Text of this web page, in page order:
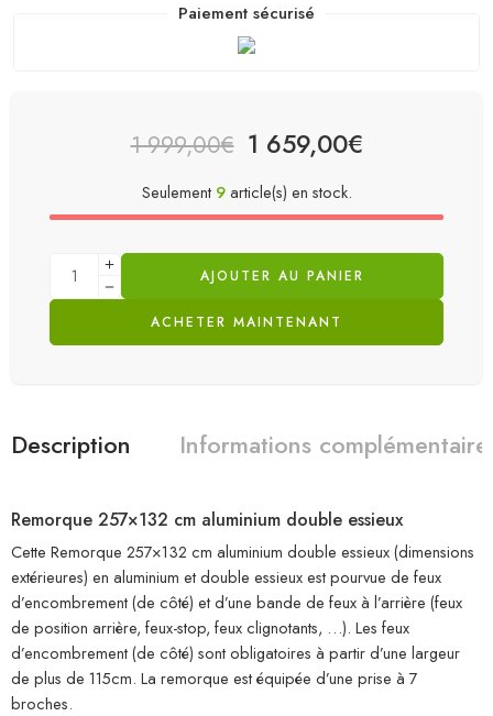
Paiement sécurisé
1 999,00€ 1 659,00€
Seulement 9article(s) en stock.
AJOUTER AU PANIER
ACHETER MAINTENANT
Description Informations
Remorque 257×132 cm aluminium double essieux
Cette Remorque 257×132 cm aluminium double essieux (dimensions
extérieures) en aluminium et double essieux est pourvue de feux
d’encombrement (de côté) et d’une bande de feux à l’arrière (feux
de position arrière, feux-stop, feux clignotants, …). Les feux
d’encombrement (de côté) sont obligatoires à partir d’une largeur
de plus de 115cm. La remorque est équipée d’une prise à 7
broches.